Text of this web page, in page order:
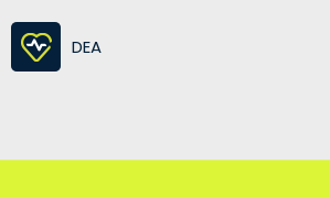
DEA